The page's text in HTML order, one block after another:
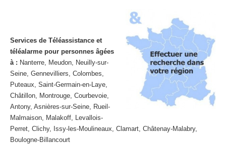
Services de Téléassistance et
téléalarme pour personnes âgées
à : Nanterre, Meudon, Neuilly-sur-
Seine, Gennevilliers, Colombes,
Puteaux, Saint-Germain-en-Laye,
Châtillon, Montrouge, Courbevoie,
Antony, Asnières-sur-Seine, Rueil-
Malmaison, Malakoff, Levallois-
Perret, Clichy, Issy-les-Moulineaux, Clamart, Châtenay-Malabry,
Boulogne-Billancourt